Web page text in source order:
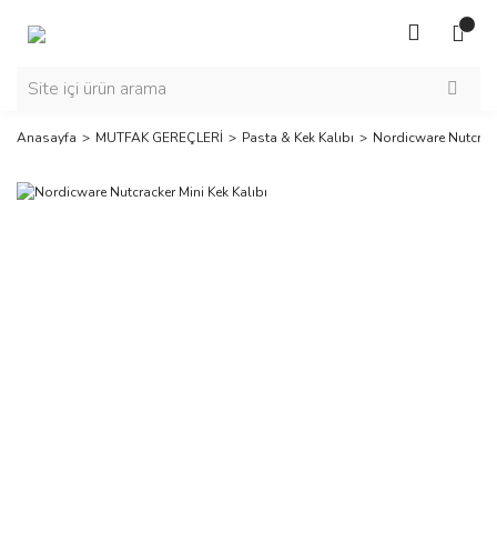
Anasayfa MUTFAK GEREÇLERİ Pasta & Kek Kalıbı Nordicware